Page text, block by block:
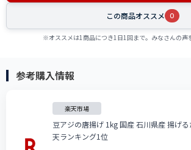
この商品オススメ 0
※オススメは1商品につき1日1回まで。みなさんの声
参考購入情報
楽天市場
豆アジの唐揚げ 1kg 国産 石川県産 揚げ
天ランキング1位